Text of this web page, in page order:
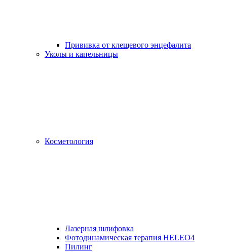
Прививка от клещевого энцефалита
Уколы и капельницы
Косметология
Лазерная шлифовка
Фотодинамическая терапия HELEO4
Пилинг